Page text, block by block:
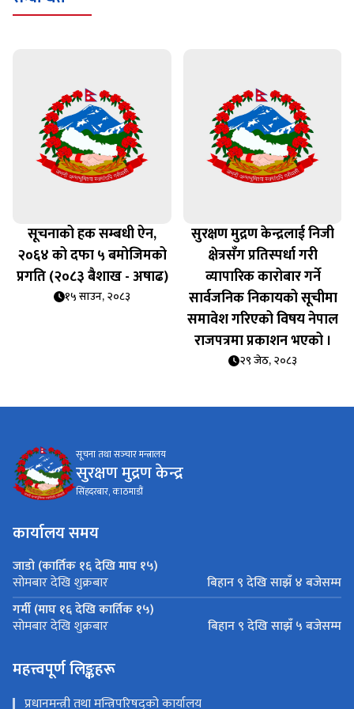
सूचनाको हक सम्बधी ऐन,
२०६४ को दफा ५ बमोजिमको
प्रगति (२०८३ बैशाख - अषाढ)
१५ साउन, २०८३
सुरक्षण मुद्रण केन्द्रलाई निजी
क्षेत्रसँग प्रतिस्पर्धा गरी
व्यापारिक कारोबार गर्ने
सार्वजनिक निकायको सूचीमा
समावेश गरिएको विषय नेपाल
राजपत्रमा प्रकाशन भएको ।
२९ जेठ, २०८३
सूचना तथा सञ्‍चार मन्त्रालय
सुरक्षण मुद्रण केन्द्र
सिंहदरबार, काठमाडौं
कार्यालय समय
जाडो (कार्तिक १६ देखि माघ १५)
सोमबार देखि शुक्रबार
बिहान ९ देखि साझँ ४ बजेसम्म
गर्मी (माघ १६ देखि कार्तिक १५)
सोमबार देखि शुक्रबार बिहान ९ देखि साझँ ५ बजेसम्म
महत्त्वपूर्ण लिङ्कहरू
प्रधानमन्त्री तथा मन्त्रिपरिषद्को कार्यालय